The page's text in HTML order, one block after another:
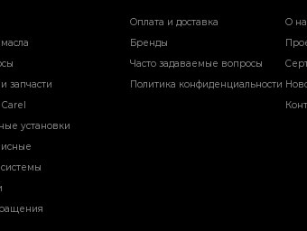
запчасти
установки
Оплата и доставка
Бренды
Часто задаваемые вопросы
Политика конфиденциальности
О